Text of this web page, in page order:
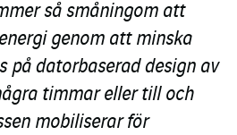
så småningom att
genom att minska
på datorbaserad design av
timmar eller till och
mobiliserar för